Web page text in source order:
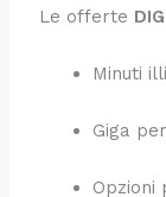
Le offerte
Minuti
Giga
Opzioni